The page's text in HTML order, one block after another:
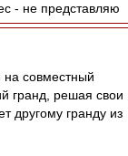
- не представляю
на совместный
гранд, решая свои
другому гранду из